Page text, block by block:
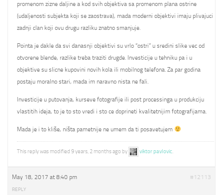
promenom zizne daljine a kod svih objektiva sa promenom plana ostrine
(udaljenosti subjekta koji se zaostrava), mada moderni objektivi imaju plivajuci
zadnji clan koji ovu drugu razliku znatno smanjuje.
Pointa je dakle da svi danasnji objektivi su vrlo “ostri” u sredini slike vec od
otvorene blende, razlike treba traziti drugde. Investicije u tehniku pa i u
objektive su slicne kupovini novih kola ili mobilnog telefona. Za par godina
postaju moralno stari, mada im naravno nista ne fali.
Investicije u putovanja, kurseve fotografije ili post processinga u produkciju
vlastitih ideja, to je to sto vredi i sto ce doprineti kvalitetnijim fotografijama.
Mada je i to kliše, ništa pametnije ne umem da ti posavetujem
This reply was modified 9 years, 2 months ago by viktor pavlovic.
May 18, 2017 at 8:40 pm #12113
REPLY